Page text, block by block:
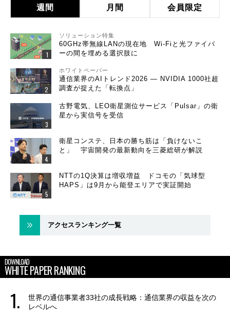
週間 月間 会員限定
ソリューション特集
60GHz帯無線LANの現在地 Wi-Fiと光ファイバ
ーの間を埋める選択肢に
ホワイトペーパー
通信業界のAIトレンド2026 ― NVIDIA 1000社超
調査が捉えた「転換点」
古野電気、LEO衛星測位サービス「Pulsar」の衛
星から実信号を受信
衛星コンステ、日本の勝ち筋は「負けないこ
と」 宇宙開発の最新動向を三菱総研が解説
NTTの1Q決算は増収増益 ドコモの「気球型
HAPS」は9月から能登エリアで実証開始
アクセスランキング一覧
DOWNLOAD
WHITE PAPER RANKING
世界の通信事業者33社の成長戦略：通信業界の収益を次の
レベルへ